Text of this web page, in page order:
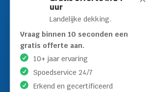
uur
Landelijke dekking.
Vraag binnen 10 seconden een
gratis offerte aan.
10+ jaar ervaring
Spoedservice 24/7
Erkend en gecertificeerd
Loodgieter Schiedam
Loodgieter Leidschendam
Loodgieter Hilversum